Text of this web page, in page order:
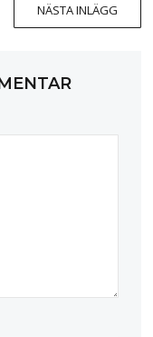
NÄSTA INLÄGG